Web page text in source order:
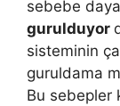
sebebe
gurulduyor
sisteminin
guruldama
Bu sebepler